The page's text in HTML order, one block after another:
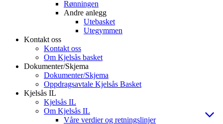
Rønningen
Andre anlegg
Utebasket
Utegymmen
Kontakt oss
Kontakt oss
Om Kjelsås basket
Dokumenter/Skjema
Dokumenter/Skjema
Oppdragsavtale Kjelsås Basket
Kjelsås IL
Kjelsås IL
Om Kjelsås IL
Våre verdier og retningslinjer